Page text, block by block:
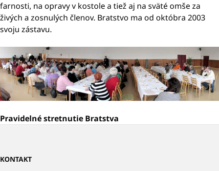
farnosti, na opravy v kostole a tiež aj na sväté omše za
živých a zosnulých členov. Bratstvo ma od októbra 2003
svoju zástavu.
Pravidelné stretnutie Bratstva
KONTAKT